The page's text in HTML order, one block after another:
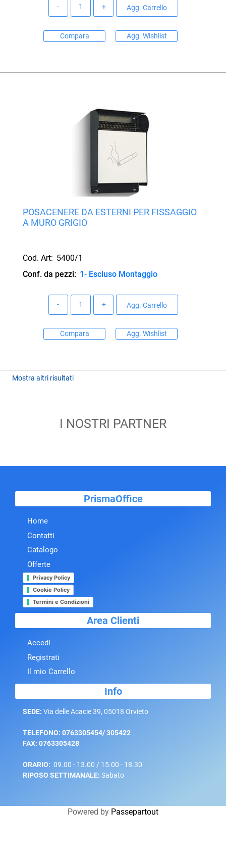
Agg. Carrello
Compara Agg. Wishlist
POSACENERE DA ESTERNI PER FISSAGGIO
A MURO GRIGIO
Cod. Art: 5400/1
Conf. da pezzi: 1- Escluso Montaggio
Agg. Carrello
Compara Agg. Wishlist
Mostra altri risultati
I NOSTRI PARTNER
PrismaOffice
Home
Contatti
Catalogo
Offerte
Privacy Policy
Cookie Policy
Termini e Condizioni
Area Clienti
Accedi
Registrati
Il mio Carrello
Info
SEDE: Via delle Acacie 39, 05018 Orvieto
TELEFONO: 0763305454/ 305422
FAX: 0763305428
ORARIO: 09.00 - 13.00 / 15.00 - 18.30
RIPOSO SETTIMANALE: Sabato
Powered by Passepartout